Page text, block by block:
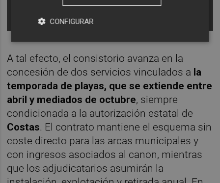
madera.
A tal efecto, el consistorio avanza en la
concesión de dos servicios vinculados a la
temporada de playas, que se extiende entre
abril y mediados de octubre, siempre
condicionada a la autorización estatal de
Costas. El contrato mantiene el esquema sin
coste directo para las arcas municipales y
con ingresos asociados al canon, mientras
que los adjudicatarios asumirán la
CONFIGURAR